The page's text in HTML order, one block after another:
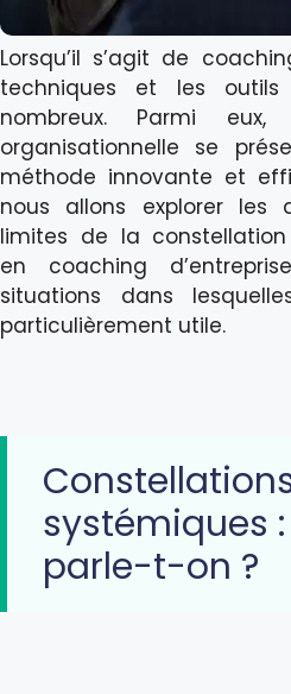
Lorsqu’il s’agit de
techniques et les outils
nombreux. Parmi eux,
organisationnelle se
méthode innovante et
nous allons explorer les
limites de la constellation
en coaching
situations dans
particulièrement utile.
systémiques
parle-t-on ?